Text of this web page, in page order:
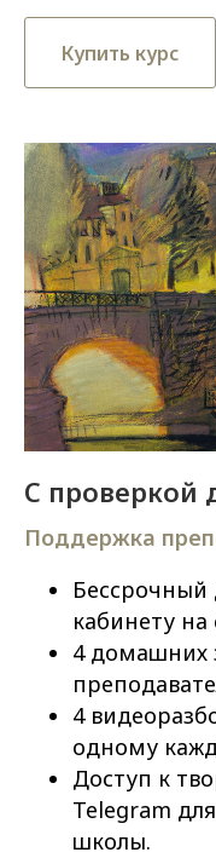
Купить курс
С проверкой
Поддержка
Бессрочный
кабинету на
4 домашних
4
одному
Доступ к
Telegram
школы.